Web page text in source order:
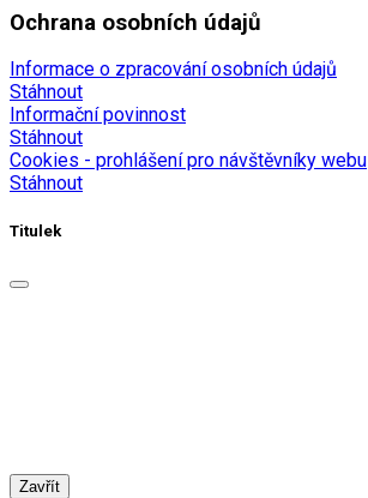
Ochrana osobních údajů
Informace o zpracování osobních údajů
Stáhnout
Informační povinnost
Stáhnout
Cookies - prohlášení pro návštěvníky webu
Stáhnout
Titulek
Zavřít